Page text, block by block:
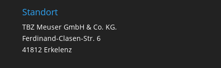
Standort
TBZ Meuser GmbH & Co. KG.
Ferdinand-Clasen-Str. 6
41812 Erkelenz